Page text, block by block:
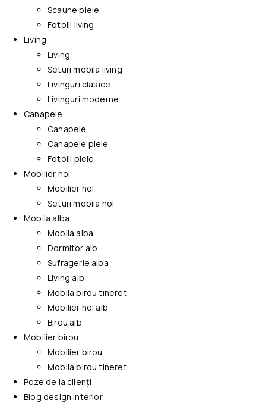
Scaune piele
Fotolii living
Living
Living
Seturi mobila living
Livinguri clasice
Livinguri moderne
Canapele
Canapele
Canapele piele
Fotolii piele
Mobilier hol
Mobilier hol
Seturi mobila hol
Mobila alba
Mobila alba
Dormitor alb
Sufragerie alba
Living alb
Mobila birou tineret
Mobilier hol alb
Birou alb
Mobilier birou
Mobilier birou
Mobila birou tineret
Poze de la clienți
Blog design interior